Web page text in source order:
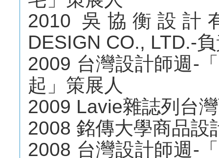
2010 吳協衡設計
DESIGN CO., LTD.-
2009 台灣設計師週-
起」策展人
2009 Lavie雜誌列台
2008 銘傳大學商品設
2008 台灣設計師週-